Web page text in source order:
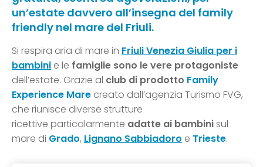
un’estate davvero all’insegna del family
friendly nel mare del Friuli.
Si respira aria di mare in Friuli Venezia Giulia per i
bambini e le famiglie sono le vere protagoniste
dell’estate. Grazie al club di prodotto Family
Experience Mare creato dall’agenzia Turismo FVG,
che riunisce diverse strutture
ricettive particolarmente adatte ai bambinisul
mare di Grado, Lignano Sabbiadoro e Trieste.